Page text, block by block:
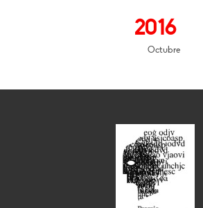
2016
Octubre